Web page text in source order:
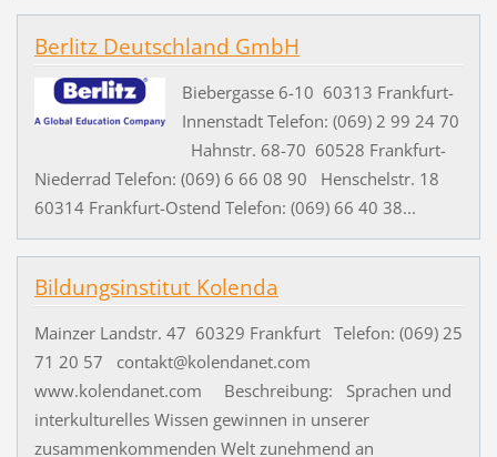
Berlitz Deutschland GmbH
Biebergasse 6-10 60313 Frankfurt-
Innenstadt Telefon: (069) 2 99 24 70
Hahnstr. 68-70 60528 Frankfurt-
Niederrad Telefon: (069) 6 66 08 90 Henschelstr. 18
60314 Frankfurt-Ostend Telefon: (069) 66 40 38...
Bildungsinstitut Kolenda
Mainzer Landstr. 47 60329 Frankfurt Telefon: (069) 25
71 20 57 contakt@kolendanet.com
www.kolendanet.com Beschreibung: Sprachen und
interkulturelles Wissen gewinnen in unserer
zusammenkommenden Welt zunehmend an